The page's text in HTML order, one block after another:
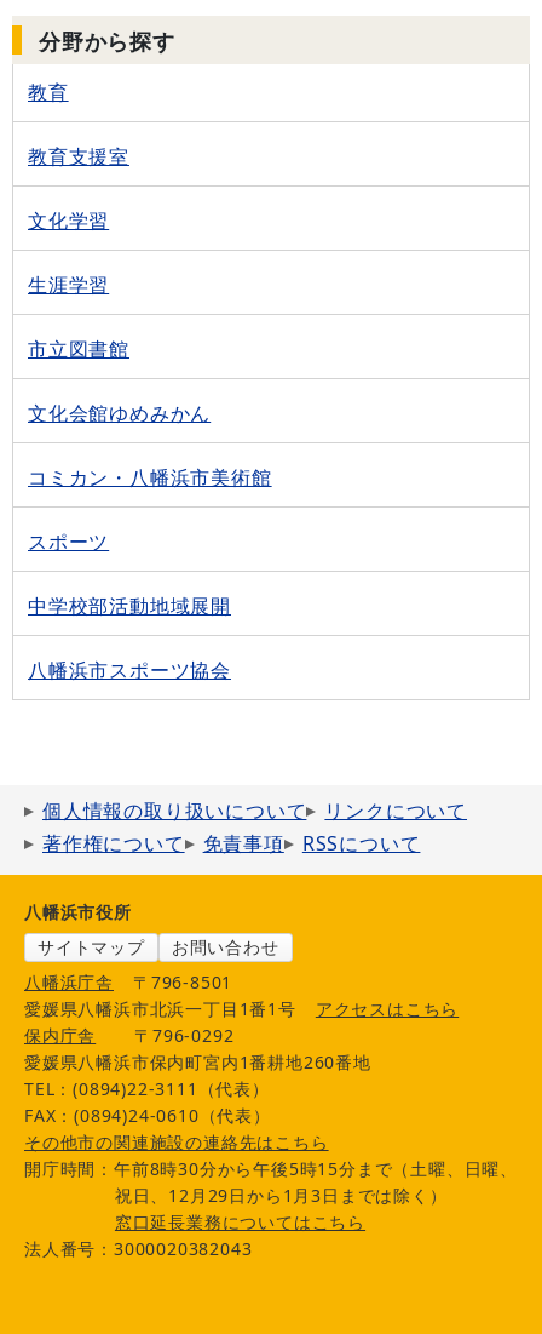
分野から探す
教育
教育支援室
文化学習
生涯学習
市立図書館
文化会館ゆめみかん
コミカン・八幡浜市美術館
スポーツ
中学校部活動地域展開
八幡浜市スポーツ協会
個人情報の取り扱いについて
リンクについて
著作権について
免責事項 RSSについて
八幡浜市役所
サイトマップ
お問い合わせ
八幡浜庁舎
〒796-8501
愛媛県八幡浜市北浜一丁目1番1号
アクセスはこちら
保内庁舎
〒796-0292
愛媛県八幡浜市保内町宮内1番耕地260番地
TEL：(0894)22-3111（代表）
FAX：(0894)24-0610（代表）
その他市の関連施設の連絡先はこちら
開庁時間：午前8時30分から午後5時15分まで（土曜、日曜、
祝日、12月29日から1月3日までは除く）
窓口延長業務についてはこちら
法人番号：3000020382043